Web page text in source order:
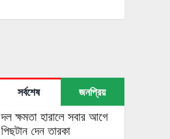
সর্বশেষ জনপ্রিয়
দল ক্ষমতা হারালে সবার আগে
পিছটান দেন তারকা